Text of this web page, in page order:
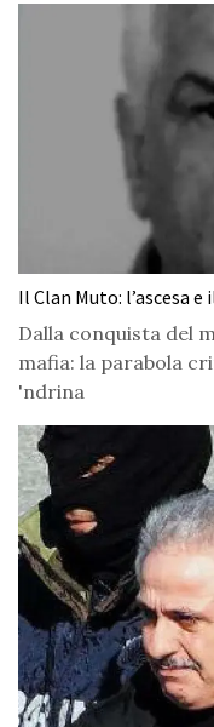
Il Clan Muto: l’ascesa
Dalla conquista del
mafia: la parabola
'ndrina